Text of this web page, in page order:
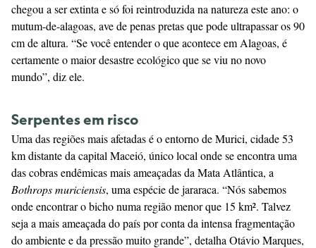
chegou a ser extinta e só foi reintroduzida na natureza este ano: o
mutum-de-alagoas, ave de penas pretas que pode ultrapassar os 90
cm de altura. “Se você entender o que acontece em Alagoas, é
certamente o maior desastre ecológico que se viu no novo
mundo”, diz ele.
Serpentes em risco
Uma das regiões mais afetadas é o entorno de Murici, cidade 53
km distante da capital Maceió, único local onde se encontra uma
das cobras endêmicas mais ameaçadas da Mata Atlântica, a
Bothrops muriciensis, uma espécie de jararaca. “Nós sabemos
onde encontrar o bicho numa região menor que 15 km². Talvez
seja a mais ameaçada do país por conta da intensa fragmentação
do ambiente e da pressão muito grande”, detalha Otávio Marques,